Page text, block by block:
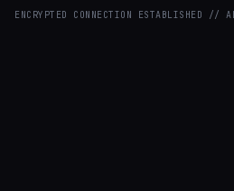
ENCRYPTED CONNECTION ESTABLISHED //